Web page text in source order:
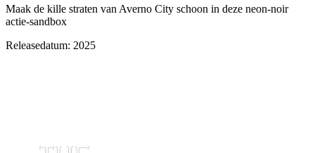
Maak de kille straten van Averno City schoon in deze neon-noir
actie-sandbox
Releasedatum: 2025